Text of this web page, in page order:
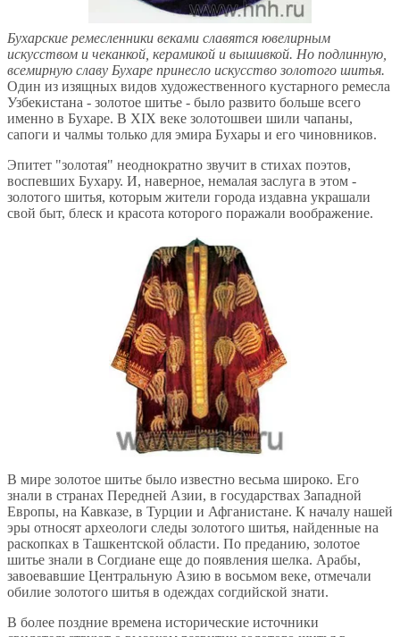
Бухарские ремесленники веками славятся ювелирным
искусством и чеканкой, керамикой и вышивкой. Но подлинную,
всемирную славу Бухаре принесло искусство золотого шитья.
Один из изящных видов художественного кустарного ремесла
Узбекистана - золотое шитье - было развито больше всего
именно в Бухаре. В XIX веке золотошвеи шили чапаны,
сапоги и чалмы только для эмира Бухары и его чиновников.
Эпитет "золотая" неоднократно звучит в стихах поэтов,
воспевших Бухару. И, наверное, немалая заслуга в этом -
золотого шитья, которым жители города издавна украшали
свой быт, блеск и красота которого поражали воображение.
В мире золотое шитье было известно весьма широко. Его
знали в странах Передней Азии, в государствах Западной
Европы, на Кавказе, в Турции и Афганистане. К началу нашей
эры относят археологи следы золотого шитья, найденные на
раскопках в Ташкентской области. По преданию, золотое
шитье знали в Согдиане еще до появления шелка. Арабы,
завоевавшие Центральную Азию в восьмом веке, отмечали
обилие золотого шитья в одеждах согдийской знати.
В более поздние времена исторические источники